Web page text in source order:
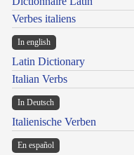
Verbes italiens
In english
Latin Dictionary
Italian Verbs
In Deutsch
Italienische Verben
En español